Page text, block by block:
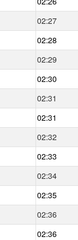
02:27
02:28
02:29
02:30
02:31
02:31
02:32
02:33
02:34
02:35
02:36
02:36